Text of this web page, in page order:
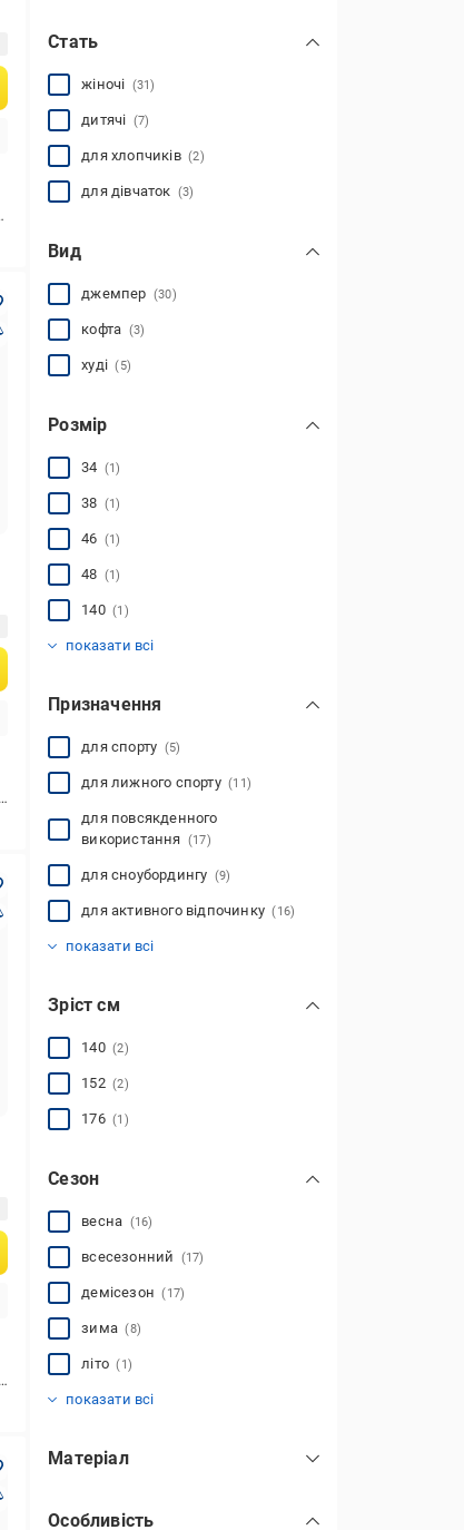
Стать
жіночі (31)
дитячі (7)
для хлопчиків(2)
для дівчаток (3)
Вид
джемпер (30)
кофта (3)
худі(5)
Розмір
34 (1)
38 (1)
46 (1)
48 (1)
140(1)
показати всі
Призначення
для спорту (5)
для лижного спорту(11)
для повсякденного
використання (17)
для сноубордингу (9)
для активного відпочинку(16)
показати всі
Зріст см
140(2)
152(2)
176(1)
Сезон
весна (16)
всесезонний (17)
демісезон(17)
зима(8)
літо(1)
показати всі
Матеріал
еластан(12)
Особливість